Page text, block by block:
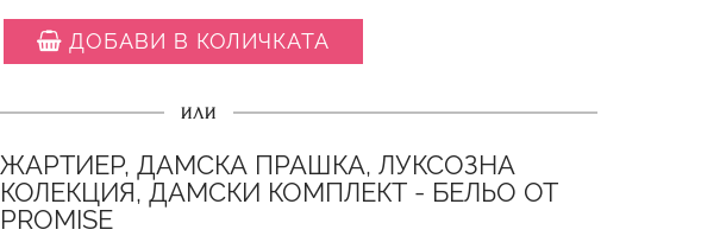
ДОБАВИ В КОЛИЧКАТА
ИЛИ
ЖАРТИЕР, ДАМСКА ПРАШКА, ЛУКСОЗНА
КОЛЕКЦИЯ, ДАМСКИ КОМПЛЕКТ - БЕЛЬО ОТ
PROMISE